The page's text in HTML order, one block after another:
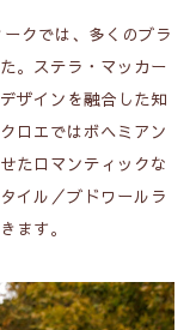
クでは、多くのブラ
。ステラ・マッカー
ザインを融合した知
ロエではボヘミアン
たロマンティックな
イル／ブドワールラ
ます。